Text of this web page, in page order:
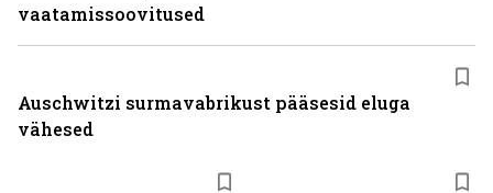
vaatamissoovitused
Auschwitzi surmavabrikust pääsesid eluga
vähesed